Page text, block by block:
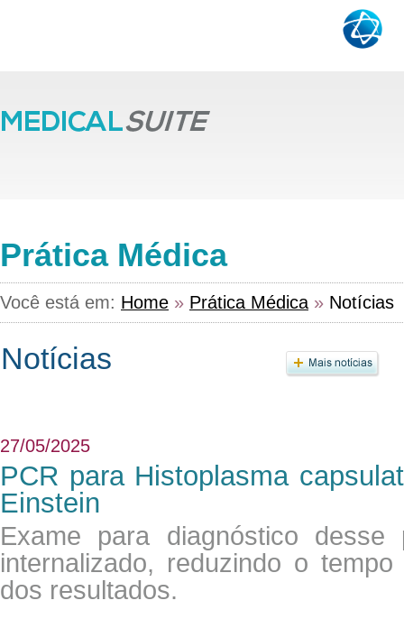
Prática Médica
Você está em: Home » Prática Médica » Notícias
27/05/2025
PCR para Histoplasma
Einstein
Exame para diagnóstico desse
internalizado, reduzindo o
dos resultados.